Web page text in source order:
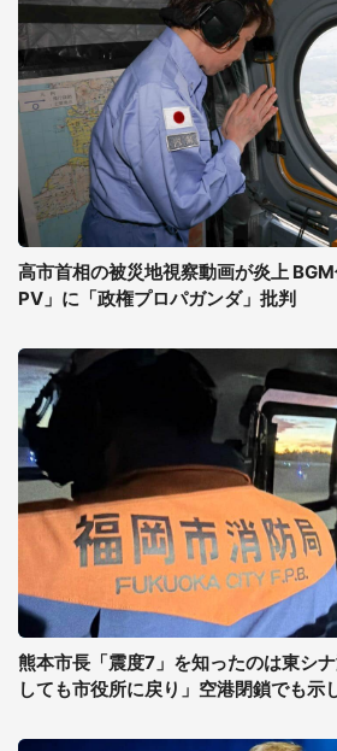
高市首相の被災地視察動画が炎上
PV」に「政権プロパガンダ」批判
熊本市長「震度7」を知ったのは東シ
しても市役所に戻り」空港閉鎖でも示